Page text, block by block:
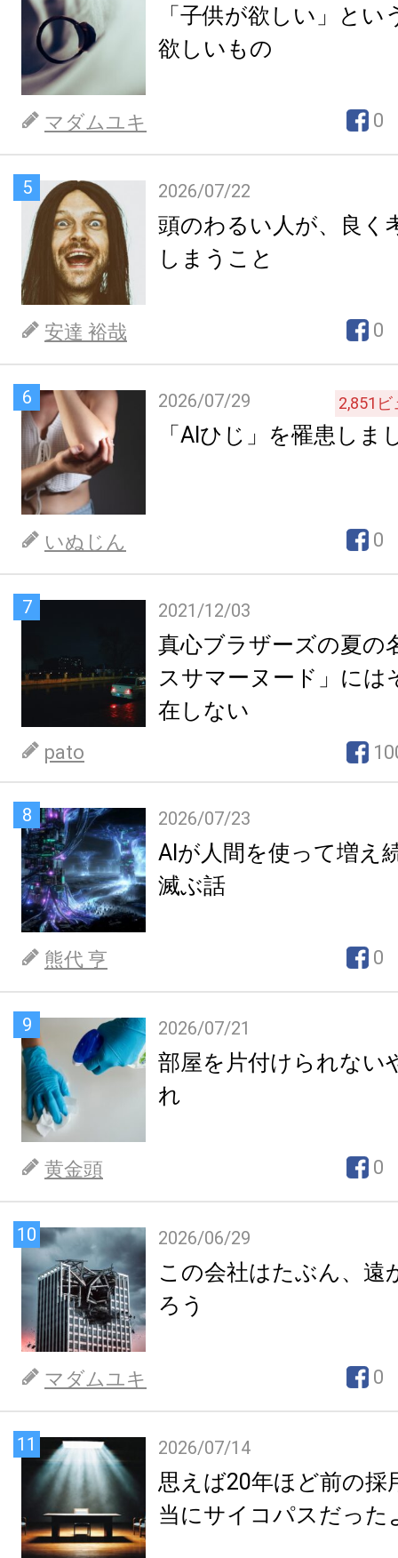
「子供が欲しい」とい
欲しいもの
マダムユキ 0
5 2026/07/22
頭のわるい人が、良く
しまうこと
安達 裕哉 0
6 2026/07/29 2,851 ビ
「AIひじ」を罹患しま
いぬじん 0
7 2021/12/03
真心ブラザーズの夏の
スサマーヌード」には
在しない
pato
8 2026/07/23
AIが人間を使って増え
滅ぶ話
熊代 亨 0
9 2026/07/21
部屋を片付けられない
れ
黄金頭 0
10 2026/06/29
この会社はたぶん、遠
ろう
マダムユキ 0
11 2026/07/14
思えば20年ほど前の採
当にサイコパスだった